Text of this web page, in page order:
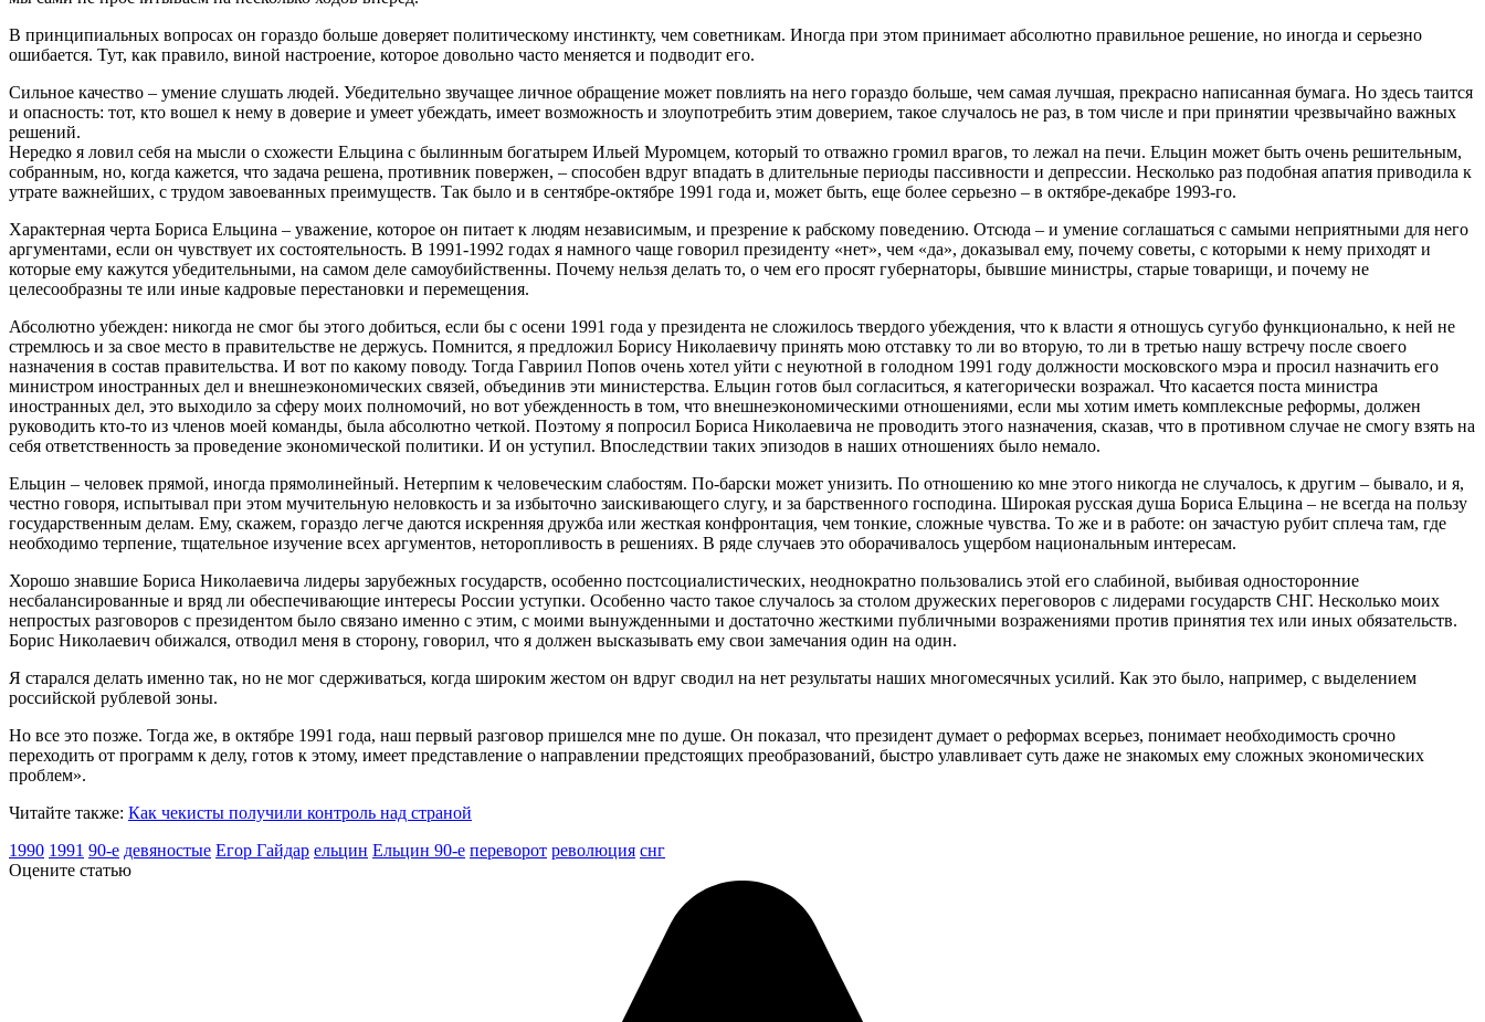
В принципиальных вопросах он гораздо больше доверяет политическому инстинкту, чем советникам. Иногда при этом принимает абсолютно правильное решение, но иногда и серьезно
ошибается. Тут, как правило, виной настроение, которое довольно часто меняется и подводит его.
Сильное качество – умение слушать людей. Убедительно звучащее личное обращение может повлиять на него гораздо больше, чем самая лучшая, прекрасно написанная бумага. Но здесь таится
и опасность: тот, кто вошел к нему в доверие и умеет убеждать, имеет возможность и злоупотребить этим доверием, такое случалось не раз, в том числе и при принятии чрезвычайно важных
решений.
Нередко я ловил себя на мысли о схожести Ельцина с былинным богатырем Ильей Муромцем, который то отважно громил врагов, то лежал на печи. Ельцин может быть очень решительным,
собранным, но, когда кажется, что задача решена, противник повержен, – способен вдруг впадать в длительные периоды пассивности и депрессии. Несколько раз подобная апатия приводила к
утрате важнейших, с трудом завоеванных преимуществ. Так было и в сентябре-октябре 1991 года и, может быть, еще более серьезно – в октябре-декабре 1993-го.
Характерная черта Бориса Ельцина – уважение, которое он питает к людям независимым, и презрение к рабскому поведению. Отсюда – и умение соглашаться с самыми неприятными для него
аргументами, если он чувствует их состоятельность. В 1991-1992 годах я намного чаще говорил президенту «нет», чем «да», доказывал ему, почему советы, с которыми к нему приходят и
которые ему кажутся убедительными, на самом деле самоубийственны. Почему нельзя делать то, о чем его просят губернаторы, бывшие министры, старые товарищи, и почему не
целесообразны те или иные кадровые перестановки и перемещения.
Абсолютно убежден: никогда не смог бы этого добиться, если бы с осени 1991 года у президента не сложилось твердого убеждения, что к власти я отношусь сугубо функционально, к ней не
стремлюсь и за свое место в правительстве не держусь. Помнится, я предложил Борису Николаевичу принять мою отставку то ли во вторую, то ли в третью нашу встречу после своего
назначения в состав правительства. И вот по какому поводу. Тогда Гавриил Попов очень хотел уйти с неуютной в голодном 1991 году должности московского мэра и просил назначить его
министром иностранных дел и внешнеэкономических связей, объединив эти министерства. Ельцин готов был согласиться, я категорически возражал. Что касается поста министра
иностранных дел, это выходило за сферу моих полномочий, но вот убежденность в том, что внешнеэкономическими отношениями, если мы хотим иметь комплексные реформы, должен
руководить кто-то из членов моей команды, была абсолютно четкой. Поэтому я попросил Бориса Николаевича не проводить этого назначения, сказав, что в противном случае не смогу взять на
себя ответственность за проведение экономической политики. И он уступил. Впоследствии таких эпизодов в наших отношениях было немало.
Ельцин – человек прямой, иногда прямолинейный. Нетерпим к человеческим слабостям. По-барски может унизить. По отношению ко мне этого никогда не случалось, к другим – бывало, и я,
честно говоря, испытывал при этом мучительную неловкость и за избыточно заискивающего слугу, и за барственного господина. Широкая русская душа Бориса Ельцина – не всегда на пользу
государственным делам. Ему, скажем, гораздо легче даются искренняя дружба или жесткая конфронтация, чем тонкие, сложные чувства. То же и в работе: он зачастую рубит сплеча там, где
необходимо терпение, тщательное изучение всех аргументов, неторопливость в решениях. В ряде случаев это оборачивалось ущербом национальным интересам.
Хорошо знавшие Бориса Николаевича лидеры зарубежных государств, особенно постсоциалистических, неоднократно пользовались этой его слабиной, выбивая односторонние
несбалансированные и вряд ли обеспечивающие интересы России уступки. Особенно часто такое случалось за столом дружеских переговоров с лидерами государств СНГ. Несколько моих
непростых разговоров с президентом было связано именно с этим, с моими вынужденными и достаточно жесткими публичными возражениями против принятия тех или иных обязательств.
Борис Николаевич обижался, отводил меня в сторону, говорил, что я должен высказывать ему свои замечания один на один.
Я старался делать именно так, но не мог сдерживаться, когда широким жестом он вдруг сводил на нет результаты наших многомесячных усилий. Как это было, например, с выделением
российской рублевой зоны.
Но все это позже. Тогда же, в октябре 1991 года, наш первый разговор пришелся мне по душе. Он показал, что президент думает о реформах всерьез, понимает необходимость срочно
переходить от программ к делу, готов к этому, имеет представление о направлении предстоящих преобразований, быстро улавливает суть даже не знакомых ему сложных экономических
проблем».
Читайте также: Как чекисты получили контроль над страной
1990 1991 90-е девяностые Егор Гайдар ельцин Ельцин 90-е переворот революция снг
Оцените статью